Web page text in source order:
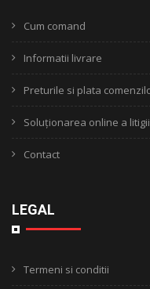
Cum comand
Informatii livrare
Preturile si plata
Soluționarea online a
Contact
LEGAL
Termeni si conditii